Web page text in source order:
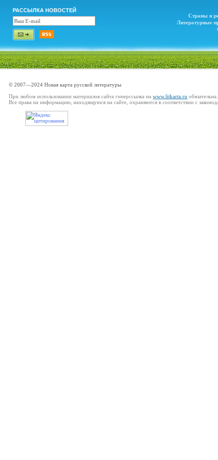
РАССЫЛКА НОВОСТЕЙ
Страны и
Литературные
© 2007—2024 Новая карта русской литературы
При любом использовании материалов сайта гиперссылка на www.litkarta.ru обязательна.
Все права на информацию, находящуюся на сайте, охраняются в соответствии с